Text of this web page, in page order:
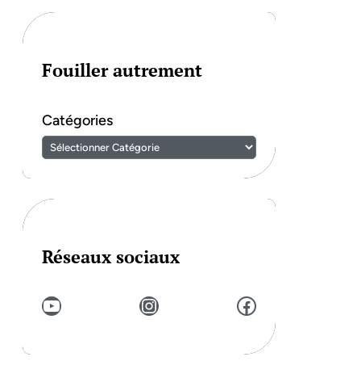
Fouiller autrement
Catégories
Réseaux sociaux
YouTube Instagram Facebook